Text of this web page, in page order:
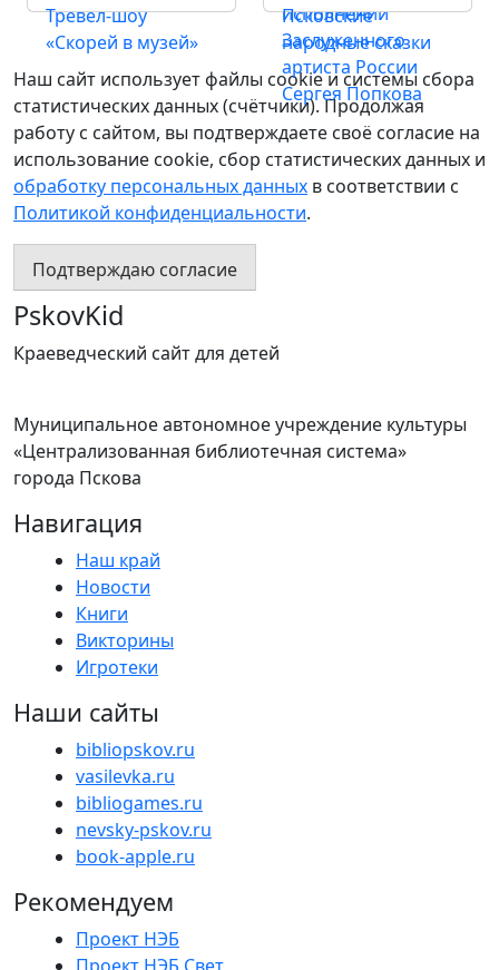
исполнении
Заслуженного
артиста России
Сергея Попкова
Тревел-шоу
«Скорей в музей»
Псковские
народные сказки
Наш сайт использует файлы cookie и системы сбора
статистических данных (счётчики). Продолжая
работу с сайтом, вы подтверждаете своё согласие на
использование cookie, сбор статистических данных и
обработку персональных данных в соответствии с
Политикой конфиденциальности.
Подтверждаю согласие
PskovKid
Краеведческий сайт для детей
Муниципальное автономное учреждение культуры
«Централизованная библиотечная система»
города Пскова
Навигация
Наш край
Новости
Книги
Викторины
Игротеки
Наши сайты
bibliopskov.ru
vasilevka.ru
bibliogames.ru
nevsky-pskov.ru
book-apple.ru
Рекомендуем
Проект НЭБ